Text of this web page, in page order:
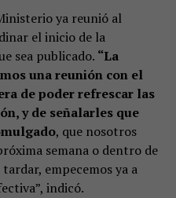
ya reunió al
el inicio de la
sea publicado. “La
una reunión con el
de poder refrescar las
y de señalarles que
, que nosotros
semana o dentro de
empecemos ya a
indicó.